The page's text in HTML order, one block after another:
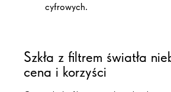
cyfrowych.
Szkła z filtrem światła
cena i korzyści